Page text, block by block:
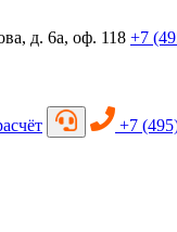
д. 6а, оф. 118 +7
+7